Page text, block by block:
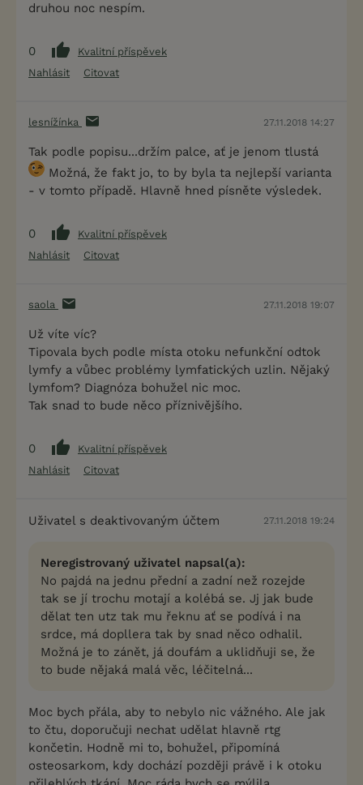
druhou noc nespím.
0
Kvalitní příspěvek
Nahlásit
Citovat
lesnížínka 27.11.2018 14:27
Tak podle popisu...držím palce, ať je jenom tlustá
Možná, že fakt jo, to by byla ta nejlepší varianta
- v tomto případě. Hlavně hned písněte výsledek.
0
Kvalitní příspěvek
Nahlásit
Citovat
saola 27.11.2018 19:07
Už víte víc?
Tipovala bych podle místa otoku nefunkční odtok
lymfy a vůbec problémy lymfatických uzlin. Nějaký
lymfom? Diagnóza bohužel nic moc.
Tak snad to bude něco příznivějšího.
0
Kvalitní příspěvek
Nahlásit
Citovat
Uživatel s deaktivovaným účtem 27.11.2018 19:24
Neregistrovaný uživatel napsal(a):
No pajdá na jednu přední a zadní než rozejde
tak se jí trochu motají a kolébá se. Jj jak bude
dělat ten utz tak mu řeknu ať se podívá i na
srdce, má dopllera tak by snad něco odhalil.
Možná je to zánět, já doufám a uklidňuji se, že
to bude nějaká malá věc, léčitelná...
Moc bych přála, aby to nebylo nic vážného. Ale jak
to čtu, doporučuji nechat udělat hlavně rtg
končetin. Hodně mi to, bohužel, připomíná
osteosarkom, kdy dochází později právě i k otoku